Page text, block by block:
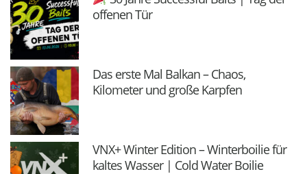
offenen Tür
Das erste Mal Balkan – Chaos,
Kilometer und große Karpfen
VNX+ Winter Edition – Winterboilie für
kaltes Wasser | Cold Water Boilie